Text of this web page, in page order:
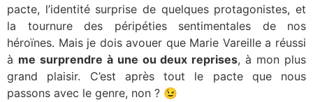
pacte, l’identité surprise de quelques protagonistes, et
la tournure des péripéties sentimentales de nos
héroïnes. Mais je dois avouer que Marie Vareille a réussi
à me surprendre à une ou deux reprises, à mon plus
grand plaisir. C’est après tout le pacte que nous
passons avec le genre, non ? 😉